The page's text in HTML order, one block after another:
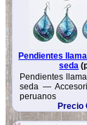
Pendientes
seda
Pendientes
seda —
peruanos
Precio